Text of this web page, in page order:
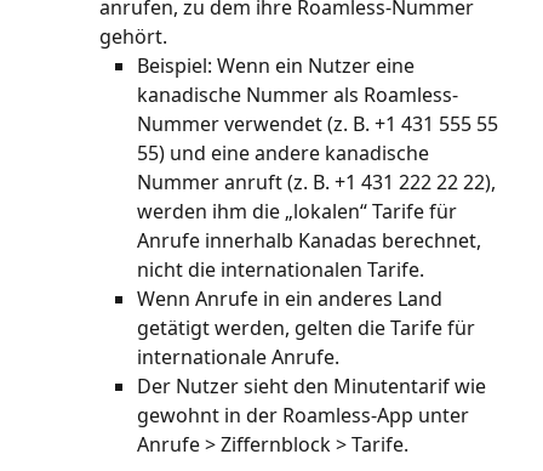
anrufen, zu dem ihre Roamless-Nummer
gehört.
Beispiel: Wenn ein Nutzer eine
kanadische Nummer als Roamless-
Nummer verwendet (z. B. +1 431 555 55
55) und eine andere kanadische
Nummer anruft (z. B. +1 431 222 22 22),
werden ihm die „lokalen“ Tarife für
Anrufe innerhalb Kanadas berechnet,
nicht die internationalen Tarife.
Wenn Anrufe in ein anderes Land
getätigt werden, gelten die Tarife für
internationale Anrufe.
Der Nutzer sieht den Minutentarif wie
gewohnt in der Roamless-App unter
Anrufe > Ziffernblock > Tarife.